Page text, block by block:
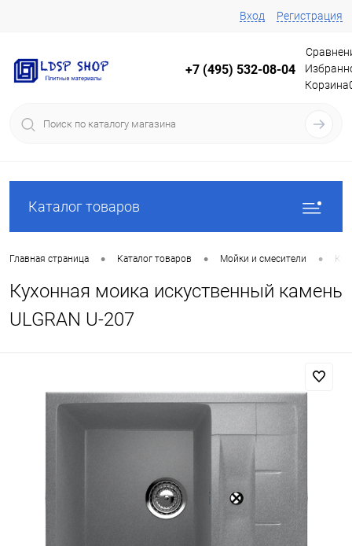
Вход Регистрация
+7 (495) 532-08-04
Корзина
Каталог товаров
Главная страница • Каталог товаров • Мойки и смесители •
Кухонная моика искуственный камень
ULGRAN U-207